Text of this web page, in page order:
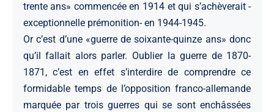
trente ans» commencée en 1914 et qui s’achèverait -
exceptionnelle prémonition- en 1944-1945.
Or c’est d’une «guerre de soixante-quinze ans» donc
qu’il fallait alors parler. Oublier la guerre de 1870-
1871, c’est en effet s’interdire de comprendre ce
formidable temps de l’opposition franco-allemande
marquée par trois guerres qui se sont enchâssées